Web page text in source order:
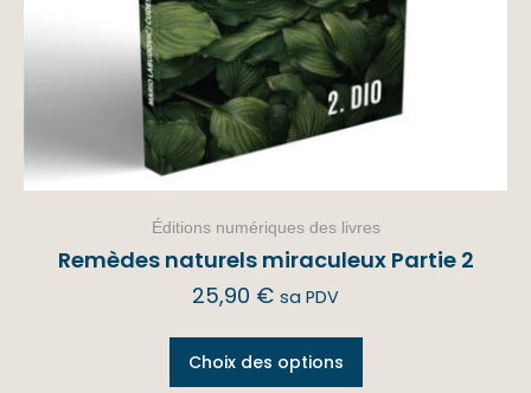
Éditions numériques des livres
Remèdes naturels miraculeux Partie 2
25,90 € sa PDV
Choix des options